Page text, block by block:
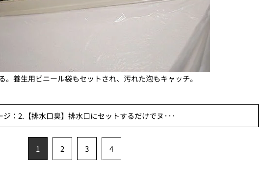
養生用ビニール袋もセットされ、汚れた泡もキャッチ。
ジ：2.【排水口臭】排水口にセットするだけでヌ･･･
1 2 3 4